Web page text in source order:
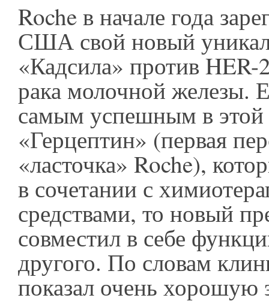
Roche в начале года
США свой новый
«Кадсила» против HER-
рака молочной железы.
самым успешным в этой
«Герцептин» (первая
«ласточка» Roche),
в сочетании с
средствами, то новый
совместил в себе
другого. По словам
показал очень хорошую